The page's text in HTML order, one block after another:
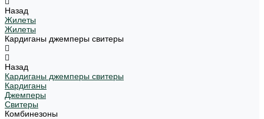
Назад
Жилеты
Жилеты
Кардиганы джемперы свитеры
Назад
Кардиганы джемперы свитеры
Кардиганы
Джемперы
Свитеры
Комбинезоны